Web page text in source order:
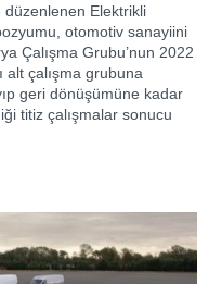
düzenlenen Elektrikli
otomotiv sanayiini
Çalışma Grubu’nun 2022
alt çalışma grubuna
geri dönüşümüne kadar
titiz çalışmalar sonucu